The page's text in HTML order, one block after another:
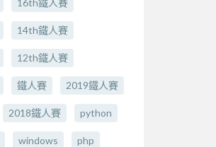
14th鐵人賽
12th鐵人賽
鐵人賽 2019鐵人賽
2018鐵人賽 python
windows php